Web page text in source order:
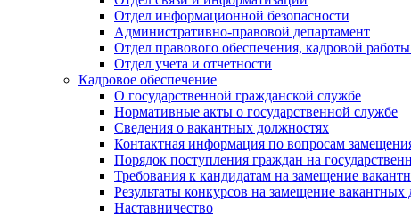
Отдел информационной безопасности
Административно-правовой департамент
Отдел правового обеспечения, кадровой
Отдел учета и отчетности
Кадровое обеспечение
О государственной гражданской службе
Нормативные акты о государственной службе
Сведения о вакантных должностях
Контактная информация по вопросам
Порядок поступления граждан на
Требования к кандидатам на замещение
Результаты конкурсов на замещение вакантных
Наставничество